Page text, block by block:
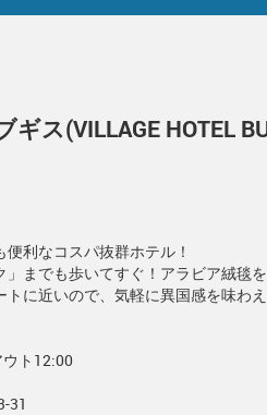
ス(VILLAGE HOTEL
利なコスパ抜群ホテル！
」までも歩いてすぐ！アラビア絨毯
に近いので、気軽に異国感を味わ
ト12:00
31